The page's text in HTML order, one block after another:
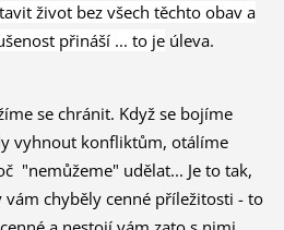
život bez všech těchto obav a
přináší ... to jeúleva.
se chránit. Když se bojíme
vyhnout konfliktům, otálíme
"nemůžeme" udělat... Je to tak,
chyběly cenné příležitosti - to